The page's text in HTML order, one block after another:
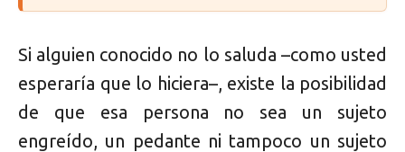
Si alguien conocido no lo saluda –como usted
esperaría que lo hiciera–, existe la posibilidad
de que esa persona no sea un sujeto
engreído, un pedante ni tampoco un sujeto